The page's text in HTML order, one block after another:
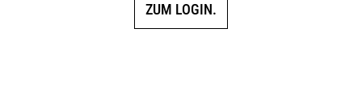
ZUM LOGIN.